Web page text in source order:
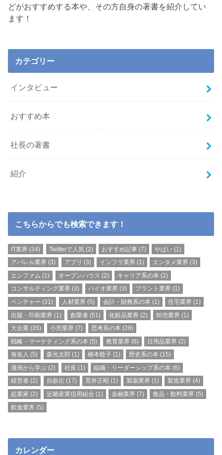
どがおすすめする本や、その方自身の著書を紹介してい
ます！
カテゴリー
インタビュー
おすすめ本
社長の著書
紹介
こちらからでも検索できます！
IT業界 (34) Twitterで人気(2) おすすめ記事(7) やばい (1)
アパレル業界 (3) アプリ (3) インフラ業界 (1) エンタメ業界 (3)
エンファム (1) オープンハウス (2) キャリア系の本 (2)
コンサルティング業界 (3) バイオ業界 (3) プラント業界 (1)
ベンチャー (31) 人材業界 (5) 会計・財務系の本 (1) 住宅業界 (1)
出版・印刷業界 (1) 創業者(51) 化粧品業界 (2) 卸売業界 (1)
大企業 (35) 小売業界 (7) 思考系の本 (28)
戦略・マーケティング系の本 (5) 教育業界 (6) 日用品業界 (2)
有名人 (5) 森光太郎 (1) 橋本稔子(1) 歴史系の本 (15)
漫画から学ぶ (2) 社長(1) 組織・リーダーシップ系の本 (6)
経営者 (2) 自叙伝(17) 荒井正昭 (1) 製薬業界 (1) 製造業界 (4)
起業家 (2) 近畿産業信用組合 (1) 金融業界 (7) 食品・飲料業界 (5)
飲食業界 (5)
カレンダー